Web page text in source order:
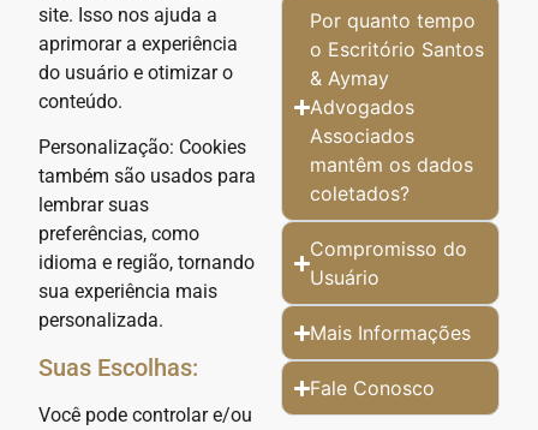
site. Isso nos ajuda a
aprimorar a experiência
do usuário e otimizar o
conteúdo.
Personalização: Cookies
também são usados para
lembrar suas
preferências, como
idioma e região, tornando
sua experiência mais
personalizada.
Suas Escolhas:
Você pode controlar e/ou
Por quanto tempo
o Escritório Santos
& Aymay
Advogados
Associados
mantêm os dados
coletados?
Compromisso do
Usuário
Mais Informações
Fale Conosco